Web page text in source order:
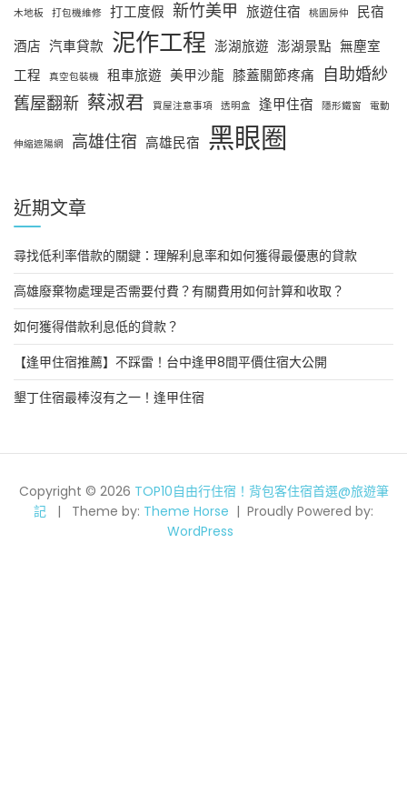
木地板
打包機維修 打工度假 新竹美甲 旅遊住宿 桃園房仲
民宿
酒店 汽車貸款 泥作工程 澎湖旅遊 澎湖景點 無塵室
工程
真空包裝機 租車旅遊 美甲沙龍 膝蓋關節疼痛
自助婚紗
舊屋翻新 蔡淑君 買屋注意事項 透明盒 逢甲住宿 隱形鐵窗 電動
伸縮遮陽網 高雄住宿 高雄民宿 黑眼圈
近期文章
尋找低利率借款的關鍵：理解利息率和如何獲得最優惠的貸款
高雄廢棄物處理是否需要付費？有關費用如何計算和收取？
如何獲得借款利息低的貸款？
【逢甲住宿推薦】不踩雷！台中逢甲8間平價住宿大公開
墾丁住宿最棒沒有之一！逢甲住宿
Copyright © 2026 TOP10自由行住宿！背包客住宿首選@旅遊筆
記
Theme by: Theme Horse
Proudly Powered by:
WordPress